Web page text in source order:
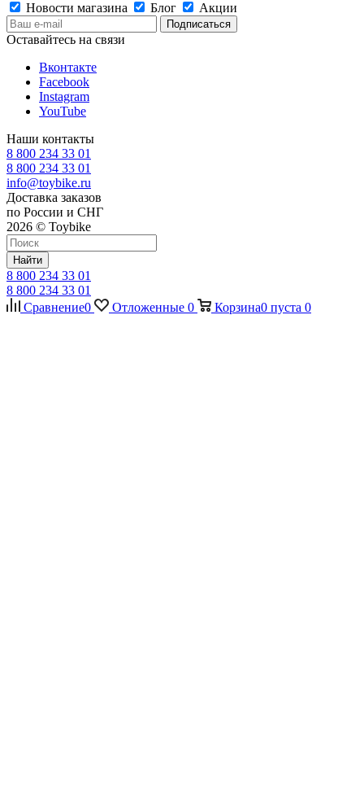
Новости магазина
Блог Акции
Оставайтесь на связи
Вконтакте
Facebook
Instagram
YouTube
Наши контакты
8 800 234 33 01
8 800 234 33 01
info@toybike.ru
Доставка заказов
по России и СНГ
2026 © Toybike
Найти
8 800 234 33 01
8 800 234 33 01
Сравнение0 Отложенные 0 Корзина0 пуста 0